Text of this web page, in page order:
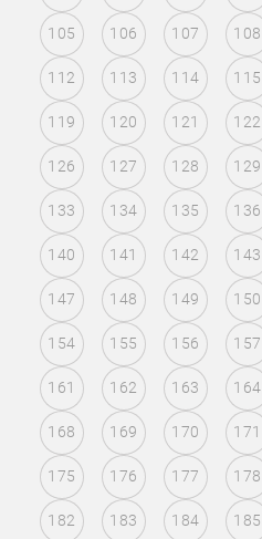
105 106 107 108
112 113 114 115
119 120 121 122
126 127 128 129
133 134 135 136
140 141 142 143
147 148 149 150
154 155 156 157
161 162 163 164
168 169 170 171
175 176 177 178
182 183 184 185